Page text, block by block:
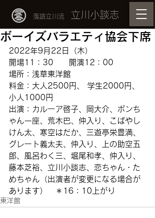
落語立川流 立川小談志
ボーイズバラエティ協会下席
2022年9月22日（木）
開場11：30　　開演12：00
場所：浅草東洋館
料金：大人2500円、 学生2000円、
小人1000円
出演： カルーア啓子、岡大介、ポンち
ゃん一座、荒木巴、仲入り、こばやし
けん太、寒空はだか、三遊亭栄豊満、
グレート義太夫、仲入り、上の助空五
郎、風呂わく三、堀尾和孝、仲入り、
藤本芝裕、 立川小談志
恋ちゃん・た
めちゃん （出演者が変更になる場合が
あります）　＊16：10上がり
東洋館